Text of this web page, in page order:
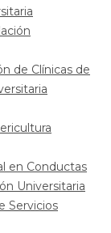
de Clínicas de
en Conductas
Universitaria
Servicios